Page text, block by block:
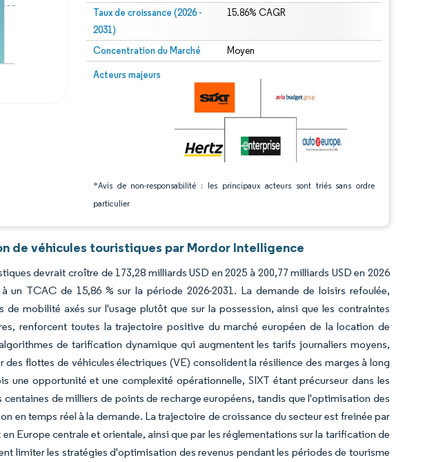
Taux de croissance (2026 -
2031)
15.86% CAGR
Concentration du Marché Moyen
Acteurs majeurs
*Avis de non-responsabilité : les principaux acteurs sont triés sans ordre
particulier
Image © Mordor Intelligence. La réutilisation nécessite une attribution sous CC BY 4.0.
de véhicules touristiques par Mordor Intelligence
devrait croître de 173,28 milliards USD en 2025 à 200,77 milliards USD en 2026
un TCAC de 15,86 % sur la période 2026-2031. La demande de loisirs refoulée,
mobilité axés sur l'usage plutôt que sur la possession, ainsi que les contraintes
renforcent toutes la trajectoire positive du marché européen de la location de
de tarification dynamique qui augmentent les tarifs journaliers moyens,
flottes de véhicules électriques (VE) consolident la résilience des marges à long
une opportunité et une complexité opérationnelle, SIXT étant précurseur dans les
de milliers de points de recharge européens, tandis que l'optimisation des
en temps réel à la demande. La trajectoire de croissance du secteur est freinée par
Europe centrale et orientale, ainsi que par les réglementations sur la tarification de
limiter les stratégies d'optimisation des revenus pendant les périodes de tourisme